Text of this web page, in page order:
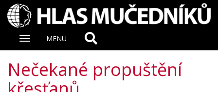
Zobrazit
MENU
Nečekané propuštění